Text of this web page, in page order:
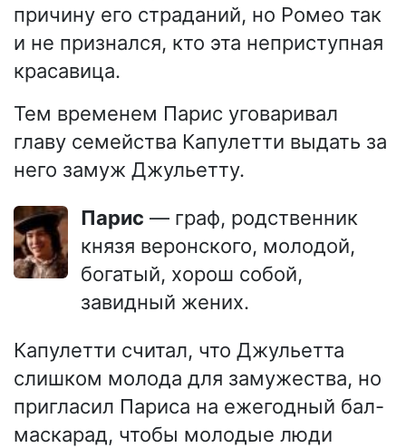
причину его страданий, но Ромео так
и не признался, кто эта неприступная
красавица.
Тем временем Парис уговаривал
главу семейства Капулетти выдать за
него замуж Джульетту.
Парис — граф, родственник
князя веронского, молодой,
богатый, хорош собой,
завидный жених.
Капулетти считал, что Джульетта
слишком молода для замужества, но
пригласил Париса на ежегодный бал-
маскарад, чтобы молодые люди